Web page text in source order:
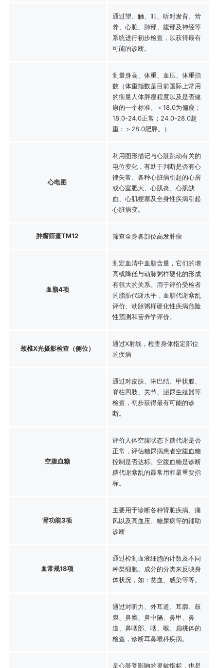
通过望、触、叩、听对发育、营
养、心脏、肺部、腹部及神经等
系统进行初步检查，以获得最有
可能的诊断。
测量身高、体重、血压、体重指
数（体重指数是目前国际上常用
的衡量人体胖瘦程度以及是否健
康的一个标准。＜18.0为偏瘦；
18.0-24.0正常；24.0-28.0超
重；＞28.0肥胖。）
心电图
利用图形描记与心脏跳动有关的
电位变化，有助于判断是否有心
律失常、各种心脏病引起的心房
或心室肥大、心肌炎、心肌缺
血、心肌梗塞及全身性疾病引起
心脏病变。
肿瘤筛查TM12 筛查全身各部位高发肿瘤
血脂4项
测定血清中血脂含量，它们的增
高或降低与动脉粥样硬化的形成
有很大的关系。用于评价受检者
的脂肪代谢水平，血脂代谢紊乱
评价、动脉粥样硬化性疾病危险
性预测和营养学评价。
颈椎X光摄影检查（侧位）
通过X射线，检查身体指定部位
的疾病
通过对皮肤、淋巴结、甲状腺、
脊柱四肢、关节、泌尿生殖器等
检查，初步获得最有可能的诊
断。
空腹血糖
评价人体空腹状态下糖代谢是否
正常，评估糖尿病患者空腹血糖
控制是否达标。空腹血糖是诊断
糖代谢紊乱的最常用和最重要指
标。
肾功能3项
主要用于诊断各种肾脏疾病、痛
风以及高血压、糖尿病等的辅助
诊断
血常规18项
通过检测血液细胞的计数及不同
种类细胞、成分的分类来反映身
体状况，如：贫血、感染等等。
通过对听力、外耳道、耳廓、鼓
膜、鼻窦、鼻中隔、鼻甲、鼻
道、鼻咽部、咽、喉、扁桃体的
检查，诊断耳鼻喉科疾病。
是心脏受影响的灵敏指标，也是